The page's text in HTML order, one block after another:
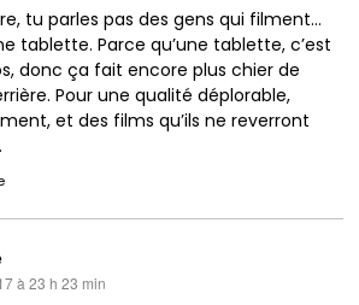
tu parles pas des gens qui filment…
tablette. Parce qu’une tablette, c’est
donc ça fait encore plus chier de
Pour une qualité déplorable,
et des films qu’ils ne reverront
à 23 h 23 min